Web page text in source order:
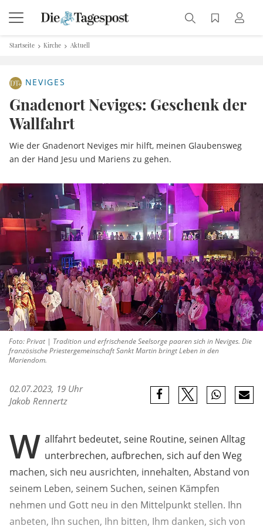
Startseite Kirche Aktuell
NEVIGES
Gnadenort Neviges: Geschenk der
Wallfahrt
Wie der Gnadenort Neviges mir hilft, meinen Glaubensweg
an der Hand Jesu und Mariens zu gehen.
Foto: Privat | Tradition und erfrischende Seelsorge paaren sich in Neviges. Die
französische Priestergemeinschaft Sankt Martin bringt Leben in den
Mariendom.
02.07.2023, 19 Uhr
Jakob Rennertz
W allfahrt bedeutet, seine Routine, seinen Alltag
unterbrechen, aufbrechen, sich auf den Weg
machen, sich neu ausrichten, innehalten, Abstand von
seinem Leben, seinem Suchen, seinen Kämpfen
nehmen und Gott neu in den Mittelpunkt stellen. Ihn
anbeten, Ihn suchen, Ihn bitten, Ihm danken, sich von